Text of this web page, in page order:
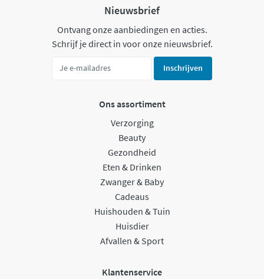
Nieuwsbrief
Ontvang onze aanbiedingen en acties.
Schrijf je direct in voor onze nieuwsbrief.
Inschrijven
Ons assortiment
Verzorging
Beauty
Gezondheid
Eten & Drinken
Zwanger & Baby
Cadeaus
Huishouden & Tuin
Huisdier
Afvallen & Sport
Klantenservice